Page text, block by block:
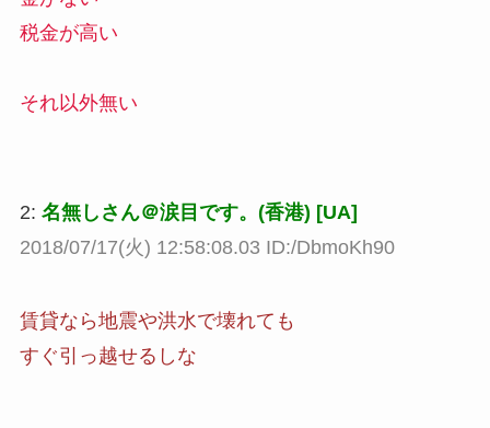
税金が高い
それ以外無い
2: 名無しさん＠涙目です。(香港) [UA]
2018/07/17(火) 12:58:08.03 ID:/DbmoKh90
賃貸なら地震や洪水で壊れても
すぐ引っ越せるしな